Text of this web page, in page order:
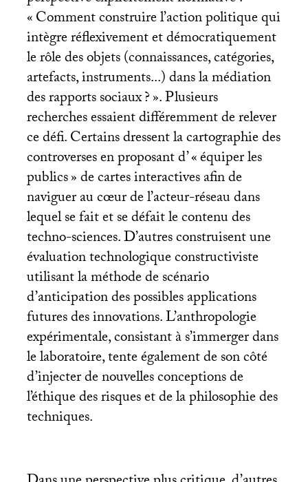
«Comment construire l’action politique qui
intègre réflexivement et démocratiquement
le rôle des objets (connaissances, catégories,
artefacts, instruments...) dans la médiation
des rapports sociaux?». Plusieurs
recherches essaient différemment de relever
ce défi. Certains dressent la cartographie des
controverses en proposant d’ «équiper les
publics» de cartes interactives afin de
naviguer au cœur de l’acteur-réseau dans
lequel se fait et se défait le contenu des
techno-sciences. D’autres construisent une
évaluation technologique constructiviste
utilisant la méthode de scénario
d’anticipation des possibles applications
futures des innovations. L’anthropologie
expérimentale, consistant à s’immerger dans
le laboratoire, tente également de son côté
d’injecter de nouvelles conceptions de
l’éthique des risques et de la philosophie des
techniques.